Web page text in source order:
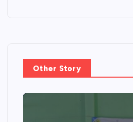
Other Story